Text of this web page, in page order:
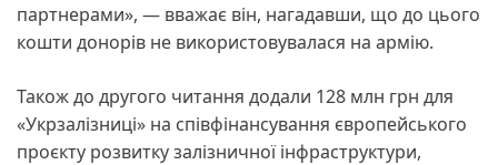
партнерами», — вважає він, нагадавши, що до цього
кошти донорів не використовувалася на армію.
Також до другого читання додали 128 млн грн для
«Укрзалізниці» на співфінансування європейського
проєкту розвитку залізничної інфраструктури,